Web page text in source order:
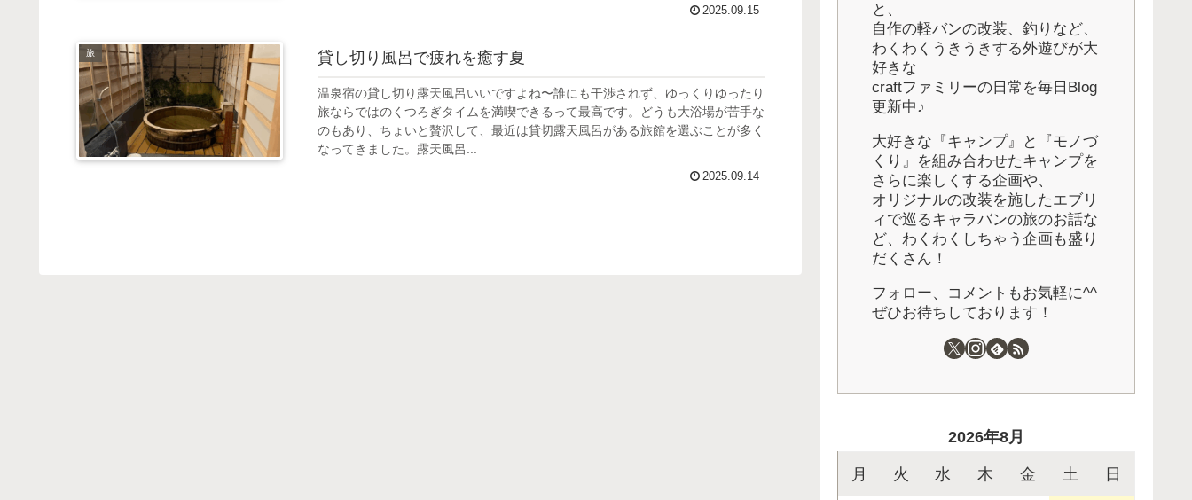
2025.09.15
旅 貸し切り風呂で疲れを癒す夏
温泉宿の貸し切り露天風呂いいですよね〜誰にも干渉されず、ゆっくりゆったり
旅ならではのくつろぎタイムを満喫できるって最高です。どうも大浴場が苦手な
のもあり、ちょいと贅沢して、最近は貸切露天風呂がある旅館を選ぶことが多く
なってきました。露天風呂...
2025.09.14
と、
自作の軽バンの改装、釣りなど、
わくわくうきうきする外遊びが大
好きな
craftファミリーの日常を毎日Blog
更新中♪
大好きな『キャンプ』と『モノづ
くり』を組み合わせたキャンプを
さらに楽しくする企画や、
オリジナルの改装を施したエブリ
ィで巡るキャラバンの旅のお話な
ど、わくわくしちゃう企画も盛り
だくさん！
フォロー、コメントもお気軽に^^
ぜひお待ちしております！
2026年8月
月 火 水 木 金 土 日